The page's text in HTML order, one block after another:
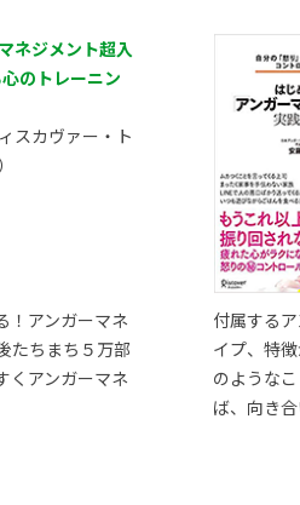
ネジメント超入
のトレーニン
スカヴァー・ト
！アンガーマネ
たちまち５万部
くアンガーマネ
付属する
イプ、特
のような
ば、向き